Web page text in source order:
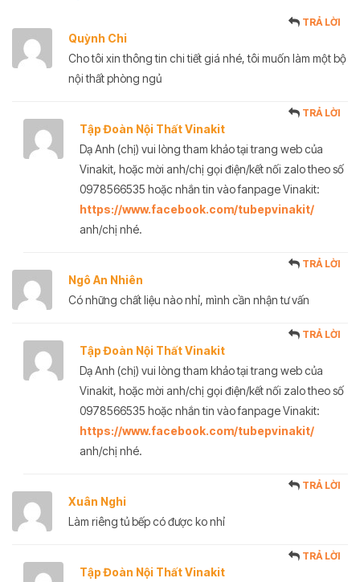
Quỳnh Chi
TRẢ LỜI
Cho tôi xin thông tin chi tiết giá nhé, tôi muốn làm một bộ
nội thất phòng ngủ
Tập Đoàn Nội Thất Vinakit
TRẢ LỜI
Dạ Anh (chị) vui lòng tham khảo tại trang web của
Vinakit, hoặc mời anh/chị gọi điện/kết nối zalo theo số
0978566535 hoặc nhắn tin vào fanpage Vinakit:
https://www.facebook.com/tubepvinakit/
anh/chị nhé.
Ngô An Nhiên
TRẢ LỜI
Có những chất liệu nào nhỉ, mình cần nhận tư vấn
Tập Đoàn Nội Thất Vinakit
TRẢ LỜI
Dạ Anh (chị) vui lòng tham khảo tại trang web của
Vinakit, hoặc mời anh/chị gọi điện/kết nối zalo theo số
0978566535 hoặc nhắn tin vào fanpage Vinakit:
https://www.facebook.com/tubepvinakit/
anh/chị nhé.
Xuân Nghi
TRẢ LỜI
Làm riêng tủ bếp có được ko nhỉ
Tập Đoàn Nội Thất Vinakit
TRẢ LỜI